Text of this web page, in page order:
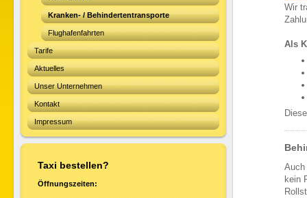
Kranken- / Behindertentransporte
Flughafenfahrten
Tarife
Aktuelles
Unser Unternehmen
Kontakt
Impressum
Taxi bestellen?
Öffnungszeiten:
Wir
Als
Auch
kein